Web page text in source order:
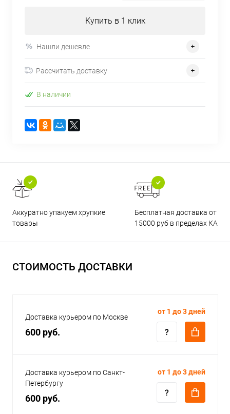
Купить в 1 клик
Нашли дешевле
Рассчитать доставку
В наличии
Аккуратно упакуем хрупкие
товары
Бесплатная доставка от
15000 руб в пределах КАД
СТОИМОСТЬ ДОСТАВКИ
Доставка курьером по Москве
600 руб.
от 1 до 3 дней
Доставка курьером по Санкт-
Петербургу
600 руб.
от 1 до 3 дней